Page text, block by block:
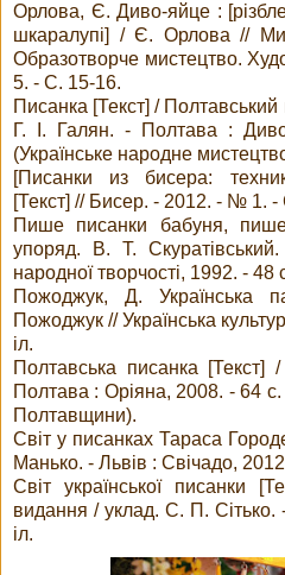
Орлова, Є. Диво-яйце :
шкаралупі] / Є. Орлова //
Образотворче мистецтво.
5. - С. 15-16.
Писанка [Текст] /
Г. І. Галян. - Полтава :
(Українське народне
[Писанки из бисера:
[Текст] // Бисер. - 2012. - № 1. -
Пише писанки бабуня,
упоряд. В. Т.
народної творчості, 1992. - 48
Пожоджук, Д. Українська
Пожоджук // Українська
іл.
Полтавська писанка
Полтава : Оріяна, 2008. - 64
Полтавщини).
Світ у писанках Тараса
Манько. - Львів : Свічадо,
Світ української писанки
видання / уклад. С. П.
іл.